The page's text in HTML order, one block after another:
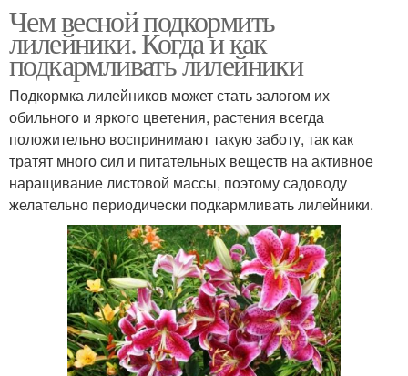
Чем весной подкормить
лилейники. Когда и как
подкармливать лилейники
Подкормка лилейников может стать залогом их
обильного и яркого цветения, растения всегда
положительно воспринимают такую заботу, так как
тратят много сил и питательных веществ на активное
наращивание листовой массы, поэтому садоводу
желательно периодически подкармливать лилейники.